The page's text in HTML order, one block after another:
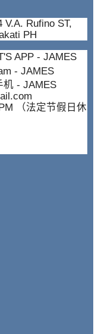
V.A. Rufino ST,
PH
APP - JAMES
- JAMES
- JAMES
（法定节假日休